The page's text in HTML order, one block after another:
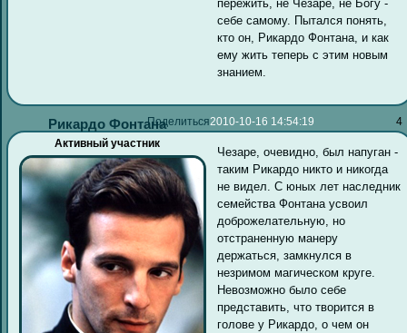
пережить, не Чезаре, не Богу -
себе самому. Пытался понять,
кто он, Рикардо Фонтана, и как
ему жить теперь с этим новым
знанием.
Поделиться 4
2010-10-16 14:54:19
Рикардо Фонтана
Активный участник
Чезаре, очевидно, был напуган -
таким Рикардо никто и никогда
не видел. С юных лет наследник
семейства Фонтана усвоил
доброжелательную, но
отстраненную манеру
держаться, замкнулся в
незримом магическом круге.
Невозможно было себе
представить, что творится в
голове у Рикардо, о чем он